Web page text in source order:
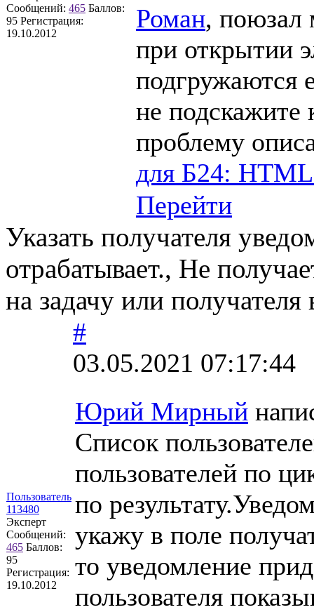
Сообщений: 465 Баллов:
95 Регистрация:
19.10.2012
Роман, поюзал
при открытии
подгружаются
не подскажите
проблему
для Б24:
Перейти
Указать получателя
отрабатывает., Не
на задачу или
Пользователь
113480
Эксперт
Сообщений:
465 Баллов:
95
Регистрация:
19.10.2012
#
03.05.2021 07:17:44
Юрий Мирный
Список
пользователей по
по
укажу в поле
то уведомление
пользователя